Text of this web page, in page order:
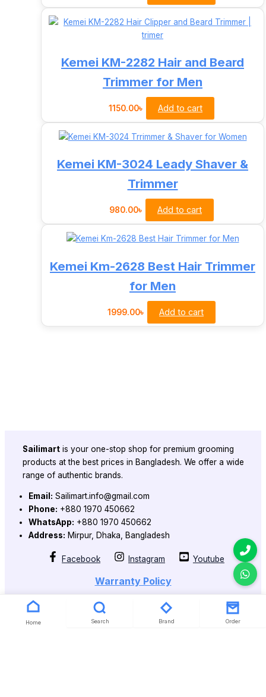
Kemei KM-2282 Hair and Beard
Trimmer for Men
1150.00৳ Add to cart
Kemei KM-3024 Leady Shaver &
Trimmer
980.00৳ Add to cart
Kemei Km-2628 Best Hair Trimmer
for Men
1999.00৳ Add to cart
Sailimart is your one-stop shop for premium grooming
products at the best prices in Bangladesh. We offer a wide
range of authentic brands.
Email: Sailimart.info@gmail.com
Phone: +880 1970 450662
WhatsApp: +880 1970 450662
Address: Mirpur, Dhaka, Bangladesh
Facebook Instagram Youtube
Warranty Policy
Home Search Brand Order